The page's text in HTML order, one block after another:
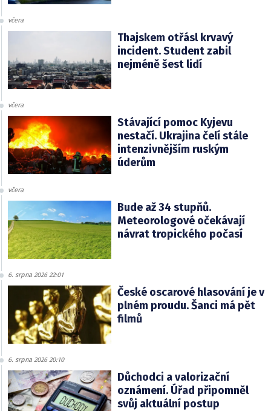
včera
Thajskem otřásl krvavý
incident. Student zabil
nejméně šest lidí
včera
Stávající pomoc Kyjevu
nestačí. Ukrajina čelí stále
intenzivnějším ruským
úderům
včera
Bude až 34 stupňů.
Meteorologové očekávají
návrat tropického počasí
6. srpna 2026 22:01
České oscarové hlasování je v
plném proudu. Šanci má pět
filmů
6. srpna 2026 20:10
Důchodci a valorizační
oznámení. Úřad připomněl
svůj aktuální postup